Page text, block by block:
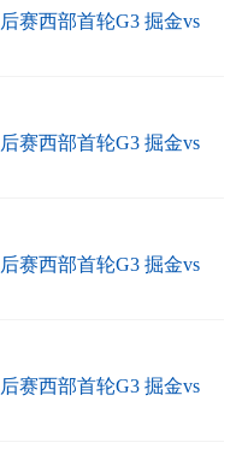
赛西部首轮G3 掘金vs
赛西部首轮G3 掘金vs
赛西部首轮G3 掘金vs
赛西部首轮G3 掘金vs